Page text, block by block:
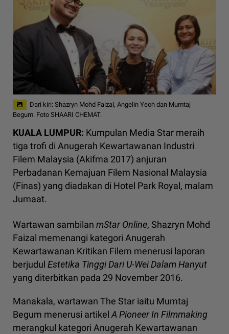
Dari kiri: Shazryn Mohd Faizal, Angelin Yeoh dan Mumtaj
Begum. Foto SHAARI CHEMAT.
KUALA LUMPUR: Kumpulan Media Star meraih
tiga trofi di Anugerah Kewartawanan Industri
Filem Malaysia (Akifma 2017) anjuran
Perbadanan Kemajuan Filem Nasional Malaysia
(Finas) yang diadakan di Hotel Park Royal, malam
Jumaat.
Wartawan sambilan mStar Online, Shazryn Mohd
Faizal memenangi kategori Anugerah
Kewartawanan Kritikan Filem menerusi laporan
berjudul Estetika Tinggi Dari U-Wei Dalam Hanyut
yang diterbitkan pada 29 November 2016.
Manakala, wartawan The Star iaitu Mumtaj
Begum menerusi artikel A Pioneer In Filmmaking
merangkul kategori Anugerah Kewartawanan